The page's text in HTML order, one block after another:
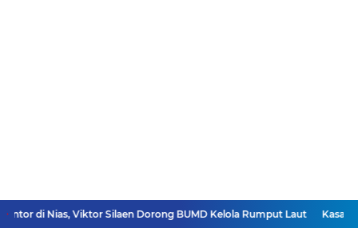
Silaen Dorong BUMD Kelola Rumput Laut Kasatresnarkoba